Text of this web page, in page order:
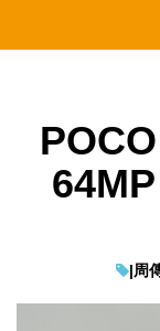
|周